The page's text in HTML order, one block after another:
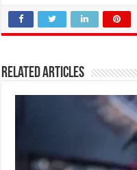
Related Articles